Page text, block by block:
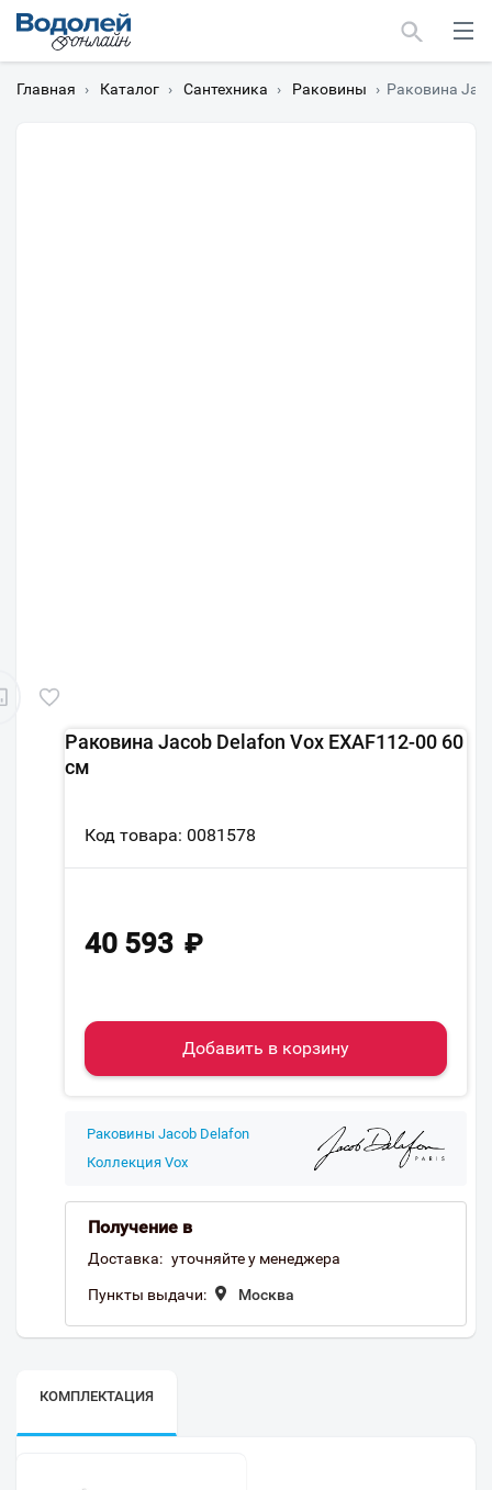
Главная › Каталог › Сантехника › Раковины › Раковина
Раковина Jacob Delafon Vox EXAF112-00 60
см
Код товара: 0081578
40 593 ₽
Добавить в корзину
Раковины Jacob Delafon
Коллекция Vox
Получение в
Доставка: уточняйте у менеджера
Пункты выдачи: Москва
КОМПЛЕКТАЦИЯ